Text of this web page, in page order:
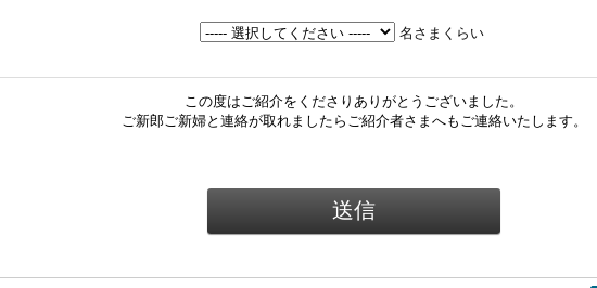
名さまくらい
この度はご紹介をくださりありがとうございました。
ご新郎ご新婦と連絡が取れましたらご紹介者さまへもご連絡いたします。